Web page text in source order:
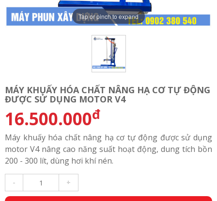
Tap or pinch to expand
MÁY KHUẤY HÓA CHẤT NÂNG HẠ CƠ TỰ ĐỘNG
ĐƯỢC SỬ DỤNG MOTOR V4
16.500.000đ
Máy khuấy hóa chất nâng hạ cơ tự động được sử dụng
motor V4 nâng cao năng suất hoạt động, dung tích bồn
200 - 300 lít, dùng hơi khí nén.
- +